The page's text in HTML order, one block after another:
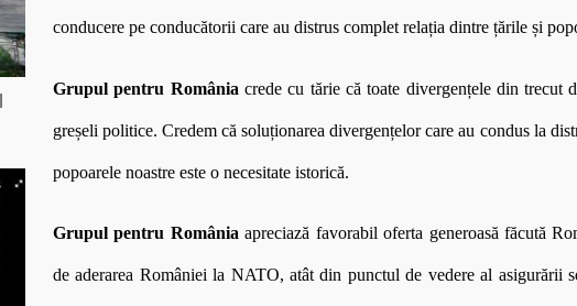
conducere pe conducătorii care au distrus complet relația dintre țările și
Grupul pentru România crede cu tărie că toate divergențele din trecut
greșeli politice. Credem că soluționarea divergențelor care au condus la
popoarele noastre este o necesitate istorică.
Grupul pentru România apreciază favorabil oferta generoasă făcută
de aderarea României la NATO, atât din punctul de vedere al asigurării